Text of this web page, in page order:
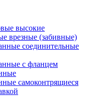
высокие
врезные (забивные)
соединительные
с фланцем
самоконтрящиеся